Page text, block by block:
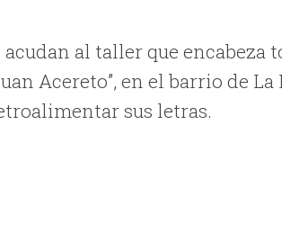
al taller que encabeza
Acereto”, en el barrio de
sus letras.